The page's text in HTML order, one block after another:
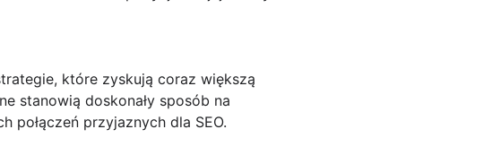
które zyskują coraz większą
stanowią doskonały sposób na
połączeń przyjaznych dla SEO.